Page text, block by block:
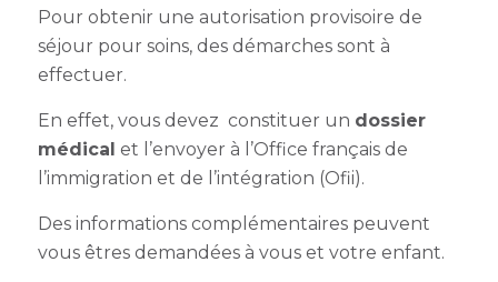
Pour obtenir une autorisation provisoire de
séjour pour soins, des démarches sont à
effectuer.
En effet, vous devez constituer un dossier
médical et l’envoyer à l’Office français de
l’immigration et de l’intégration (Ofii).
Des informations complémentaires peuvent
vous êtres demandées à vous et votre enfant.